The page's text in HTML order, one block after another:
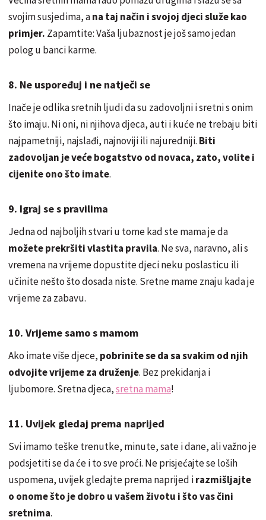
svojim susjedima, ana taj način i svojoj djeci služe kao
primjer. Zapamtite: Vaša ljubaznost je još samo jedan
polog u banci karme.
8. Ne uspoređuj i ne natječi se
Inače je odlika sretnih ljudi da su zadovoljni i sretni s onim
što imaju. Ni oni, ni njihova djeca, auti i kuće ne trebaju biti
najpametniji, najslađi, najnoviji ili najuredniji. Biti
zadovoljan je veće bogatstvo od novaca, zato, volite i
cijenite ono što imate.
9. Igraj se s pravilima
Jedna od najboljih stvari u tome kad ste mama je da
možete prekršiti vlastita pravila. Ne sva, naravno, ali s
vremena na vrijeme dopustite djeci neku poslasticu ili
učinite nešto što dosada niste. Sretne mame znaju kada je
vrijeme za zabavu.
10. Vrijeme samo s mamom
Ako imate više djece, pobrinite se da sa svakim od njih
odvojite vrijeme za druženje. Bez prekidanja i
ljubomore. Sretna djeca,sretna mama!
11. Uvijek gledaj prema naprijed
Svi imamo teške trenutke, minute, sate i dane, ali važno je
podsjetiti se da će i to sve proći. Ne prisjećajte se loših
uspomena, uvijek gledajte prema naprijed irazmišljajte
o onome što je dobro u vašem životu i što vas čini
sretnima.